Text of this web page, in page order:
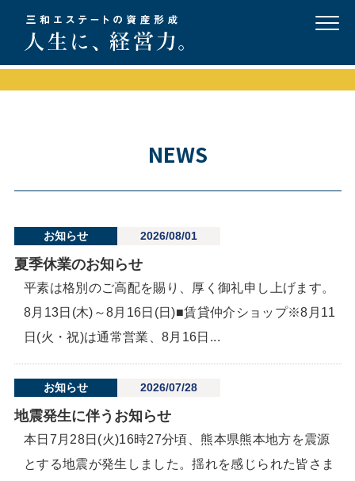
NEWS
お知らせ 2026/08/01
夏季休業のお知らせ
平素は格別のご高配を賜り、厚く御礼申し上げます。
8月13日(木)～8月16日(日)■賃貸仲介ショップ※8月11
日(火・祝)は通常営業、8月16日...
お知らせ 2026/07/28
地震発生に伴うお知らせ
本日7月28日(火)16時27分頃、熊本県熊本地方を震源
とする地震が発生しました。揺れを感じられた皆さま